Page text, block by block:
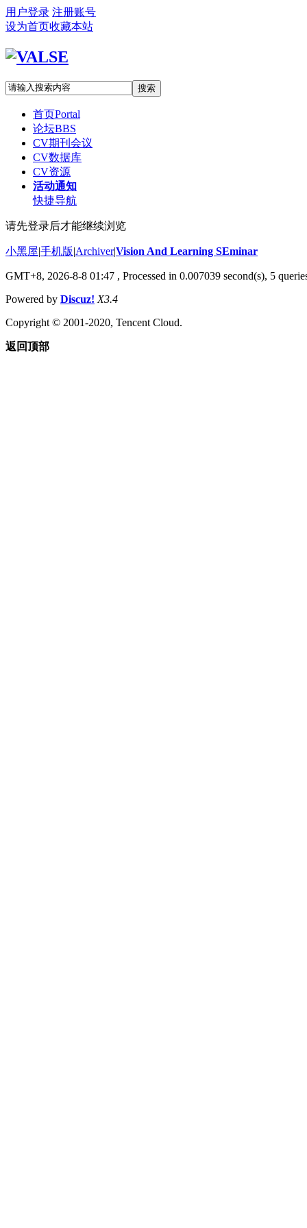
用户登录 注册账号
设为首页收藏本站
搜索
首页Portal
论坛BBS
CV期刊会议
CV数据库
CV资源
活动通知
快捷导航
请先登录后才能继续浏览
小黑屋|手机版|Archiver|Vision And Learning SEminar
GMT+8, 2026-8-8 01:47 , Processed in 0.007039 second(s), 5
Powered by Discuz! X3.4
Copyright © 2001-2020, Tencent Cloud.
返回顶部